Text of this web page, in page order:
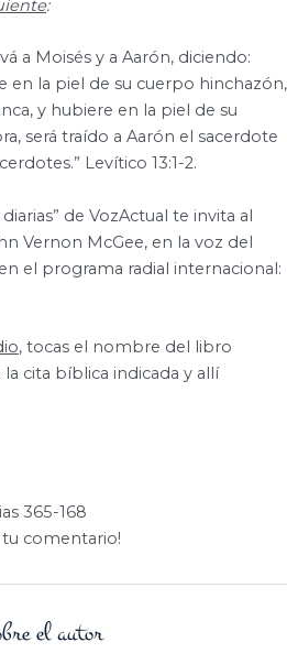
:
a Moisés y a Aarón, diciendo:
en la piel de su cuerpo hinchazón,
y hubiere en la piel de su
será traído a Aarón el sacerdote
Levítico 13:1-2.
diarias” de VozActual te invita al
Vernon McGee, en la voz del
el programa radial internacional:
, tocas el nombre del libro
cita bíblica indicada y allí
365-168
tu comentario!
el autor